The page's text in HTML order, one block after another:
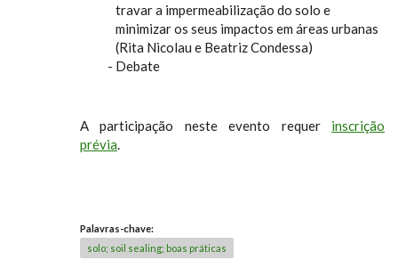
travar a impermeabilização do solo e
minimizar os seus impactos em áreas urbanas
(Rita Nicolau e Beatriz Condessa)
Debate
A participação neste evento requer
inscrição
prévia.
Palavras-chave:
solo; soil sealing; boas práticas